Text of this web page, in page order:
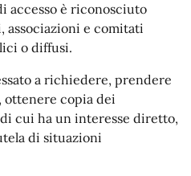
accesso è riconosciuto
associazioni e comitati
o diffusi.
a richiedere, prendere
ottenere copia dei
cui ha un interesse diretto,
di situazioni